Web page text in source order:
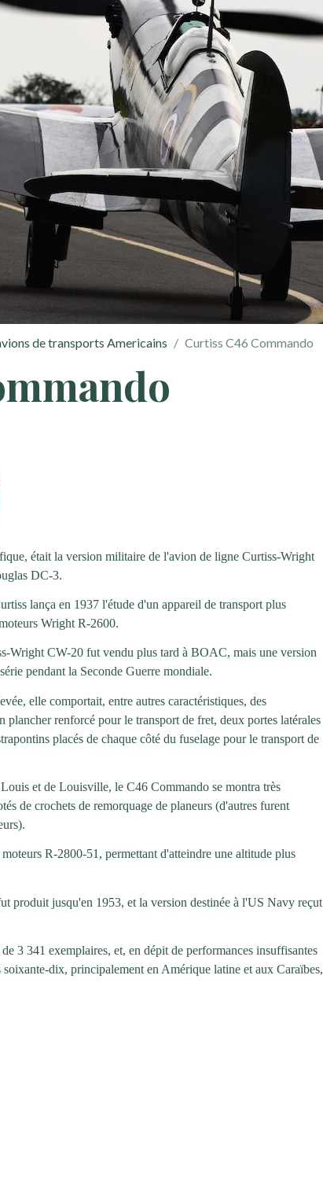
de transports Americains Curtiss C46 Commando
était la version militaire de l'avion de ligne Curtiss-Wright
DC-3.
lança en 1937 l'étude d'un appareil de transport plus
Wright R-2600.
Wright CW-20 fut vendu plus tard à BOAC, mais une version
pendant la Seconde Guerre mondiale.
elle comportait, entre autres caractéristiques, des
plancher renforcé pour le transport de fret, deux portes latérales
placés de chaque côté du fuselage pour le transport de
et de Louisville, le C46 Commando se montra très
de crochets de remorquage de planeurs (d'autres furent
R-2800-51, permettant d'atteindre une altitude plus
produit jusqu'en 1953, et la version destinée à l'US Navy reçut
3 341 exemplaires, et, en dépit de performances insuffisantes
dix, principalement en Amérique latine et aux Caraïbes,